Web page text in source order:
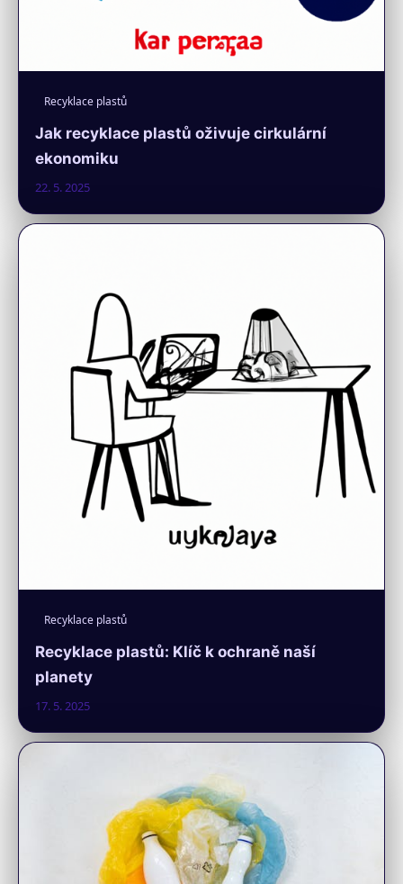
Recyklace plastů
Jak recyklace plastů oživuje cirkulární
ekonomiku
22. 5. 2025
Recyklace plastů
Recyklace plastů: Klíč k ochraně naší
planety
17. 5. 2025